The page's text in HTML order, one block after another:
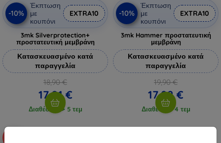
-10%
Έκπτωση
με
κουπόνι
EXTRA10
3mk Silverprotection+
προστατευτική μεμβράνη
Κατασκευασμένο κατά
παραγγελία
18,90 €
17,01 €
Διαθέσιμο > 5 τεμ
-10%
Έκπτωση
με
κουπόνι
EXTRA10
3mk Hammer προστατευτική
μεμβράνη
Κατασκευασμένο κατά
παραγγελία
19,90 €
17,92 €
Διαθέσιμο 4 τεμ